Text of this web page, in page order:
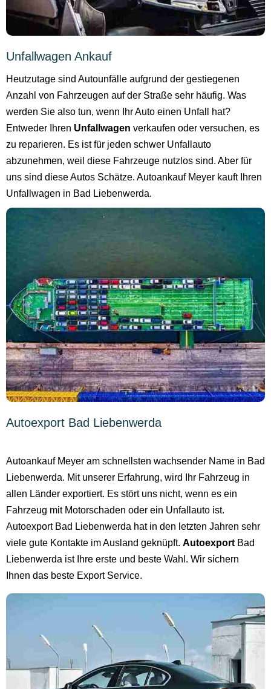
Unfallwagen Ankauf
Heutzutage sind Autounfälle aufgrund der gestiegenen
Anzahl von Fahrzeugen auf der Straße sehr häufig. Was
werden Sie also tun, wenn Ihr Auto einen Unfall hat?
Entweder Ihren Unfallwagen verkaufen oder versuchen, es
zu reparieren. Es ist für jeden schwer Unfallauto
abzunehmen, weil diese Fahrzeuge nutzlos sind. Aber für
uns sind diese Autos Schätze. Autoankauf Meyer kauft Ihren
Unfallwagen in Bad Liebenwerda.
Autoexport Bad Liebenwerda
Autoankauf Meyer am schnellsten wachsender Name in Bad
Liebenwerda. Mit unserer Erfahrung, wird Ihr Fahrzeug in
allen Länder exportiert. Es stört uns nicht, wenn es ein
Fahrzeug mit Motorschaden oder ein Unfallauto ist.
Autoexport Bad Liebenwerda hat in den letzten Jahren sehr
viele gute Kontakte im Ausland geknüpft. Autoexport Bad
Liebenwerda ist Ihre erste und beste Wahl. Wir sichern
Ihnen das beste Export Service.